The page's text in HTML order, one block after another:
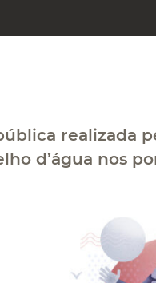
realizada
d’água nos